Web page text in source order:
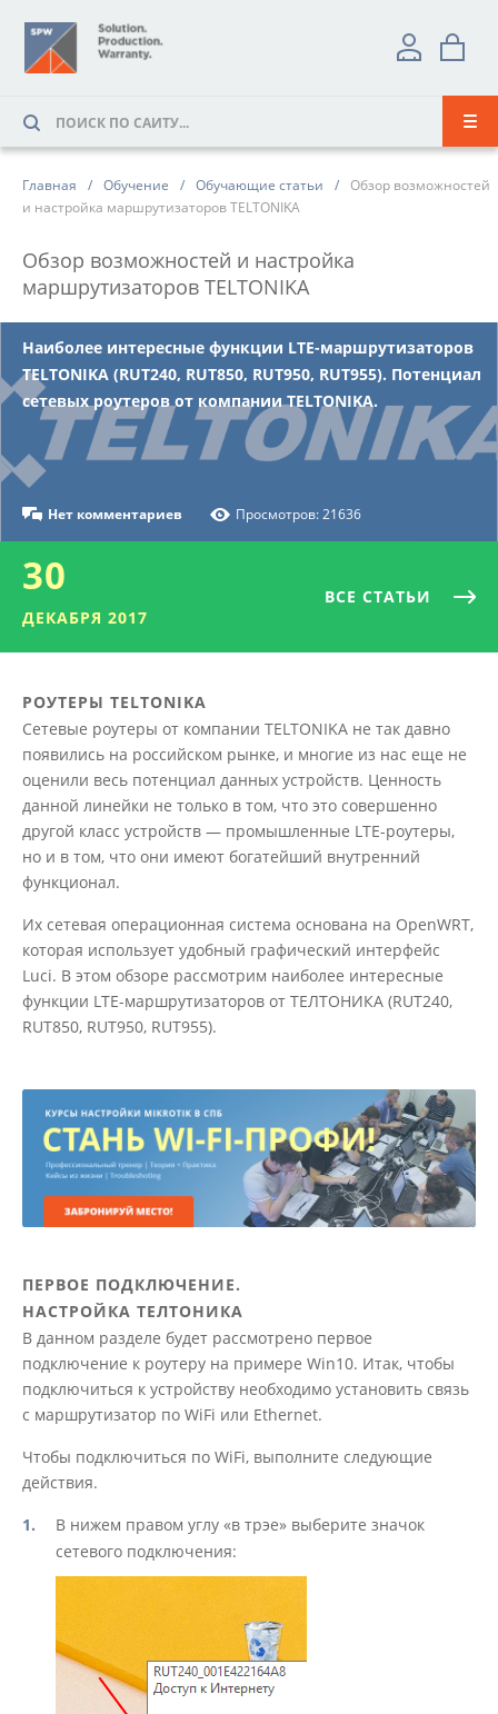
Главная Обучение Обучающие статьи
Обзор возможностей
и настройка маршрутизаторов TELTONIKA
Обзор возможностей и настройка
маршрутизаторов TELTONIKA
Наиболее интересные функции LTE-маршрутизаторов
TELTONIKA (RUT240, RUT850, RUT950, RUT955). Потенциал
сетевых роутеров от компании TELTONIKA.
Нет комментариев Просмотров: 21636
30
ДЕКАБРЯ 2017
ВСЕ СТАТЬИ
РОУТЕРЫ TELTONIKA
Сетевые роутеры от компании TELTONIKA не так давно
появились на российском рынке, и многие из нас еще не
оценили весь потенциал данных устройств. Ценность
данной линейки не только в том, что это совершенно
другой класс устройств — промышленные LTE-роутеры,
но и в том, что они имеют богатейший внутренний
функционал.
Их сетевая операционная система основана на OpenWRT,
которая использует удобный графический интерфейс
Luci. В этом обзоре рассмотрим наиболее интересные
функции LTE-маршрутизаторов от ТЕЛТОНИКА (RUT240,
RUT850, RUT950, RUT955).
ПЕРВОЕ ПОДКЛЮЧЕНИЕ.
НАСТРОЙКА ТЕЛТОНИКА
В данном разделе будет рассмотрено первое
подключение к роутеру на примере Win10. Итак, чтобы
подключиться к устройству необходимо установить связь
с маршрутизатор по WiFi или Ethernet.
Чтобы подключиться по WiFi, выполните следующие
действия.
В нижем правом углу «в трэе» выберите значок
сетевого подключения: